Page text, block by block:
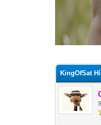
KingOfSat